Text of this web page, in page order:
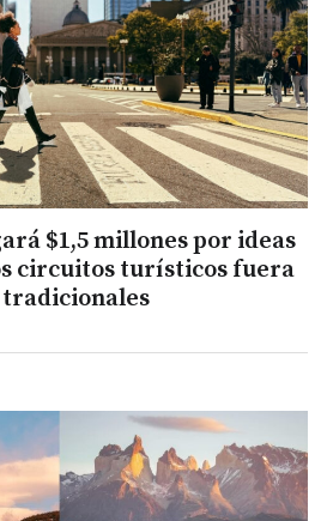
$1,5 millones por ideas
circuitos turísticos fuera